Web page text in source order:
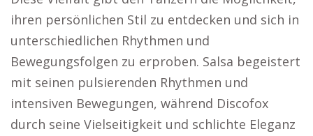
ihren persönlichen Stil zu entdecken und sich in
unterschiedlichen Rhythmen und
Bewegungsfolgen zu erproben. Salsa begeistert
mit seinen pulsierenden Rhythmen und
intensiven Bewegungen, während Discofox
durch seine Vielseitigkeit und schlichte Eleganz